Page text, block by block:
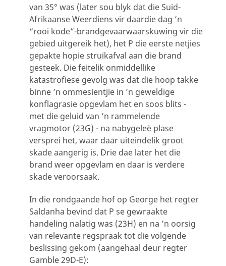
van 35° was (later sou blyk dat die Suid-
Afrikaanse Weerdiens vir daardie dag ’n
“rooi kode”-brandgevaarwaarskuwing vir die
gebied uitgereik het), het P die eerste netjies
gepakte hopie struikafval aan die brand
gesteek. Die feitelik onmiddellike
katastrofiese gevolg was dat die hoop takke
binne ’n ommesientjie in ’n geweldige
konflagrasie opgevlam het en soos blits -
met die geluid van ’n rammelende
vragmotor (23G) - na nabygeleë plase
versprei het, waar daar uiteindelik groot
skade aangerig is. Drie dae later het die
brand weer opgevlam en daar is verdere
skade veroorsaak.
In die rondgaande hof op George het regter
Saldanha bevind dat P se gewraakte
handeling nalatig was (23H) en na ’n oorsig
van relevante regspraak tot die volgende
beslissing gekom (aangehaal deur regter
Gamble 29D-E):